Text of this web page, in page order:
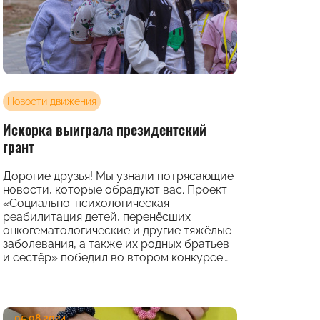
Новости движения
Искорка выиграла президентский
грант
Дорогие друзья! Мы узнали потрясающие
новости, которые обрадуют вас. Проект
«Социально-психологическая
реабилитация детей, перенёсших
онкогематологические и другие тяжёлые
заболевания, а также их родных братьев
и сестёр» победил во втором конкурсе…